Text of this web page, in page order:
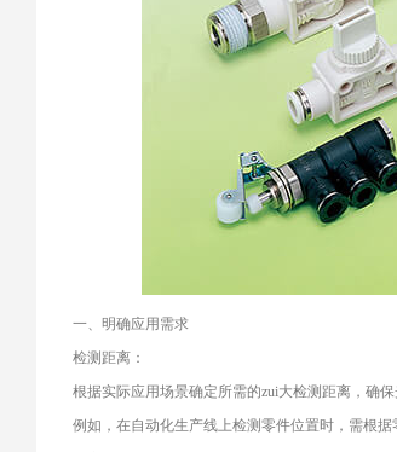
一、明确应用需求
检测距离：
根据实际应用场景确定所需的zui大检测距离，确
例如，在自动化生产线上检测零件位置时，需根据